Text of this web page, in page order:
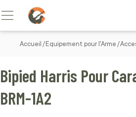
Allez au contenu
Basculer la navigation
Accueil Equipement pour l'Arme
Bipied Harris Pour
BRM-1A2